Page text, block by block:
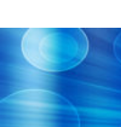
to
content